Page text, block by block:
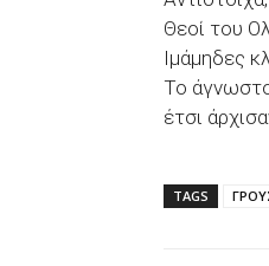
Θεοί του
Ιμάμηδες
Το
έτσι
TAGS